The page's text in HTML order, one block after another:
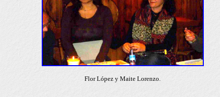
Flor López y Maite Lorenzo.